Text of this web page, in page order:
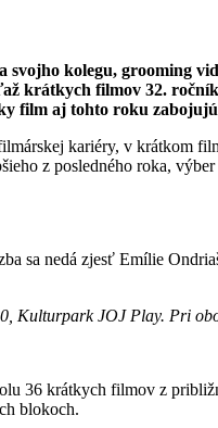
kolegu, grooming
krátkych filmov 32.
film aj tohto roku
kariéry, v krátkom
z posledného roka,
sa nedá zjesť Emílie
JOJ Play. Pri
36 krátkych filmov z
blokoch.